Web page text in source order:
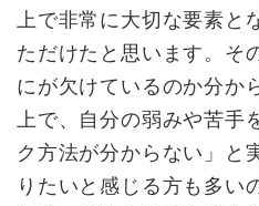
上で非常に大切な要素と
ただけたと思います。そ
にが欠けているのか分か
上で、自分の弱みや苦手
ク方法が分からない」と
りたいと感じる方も多い